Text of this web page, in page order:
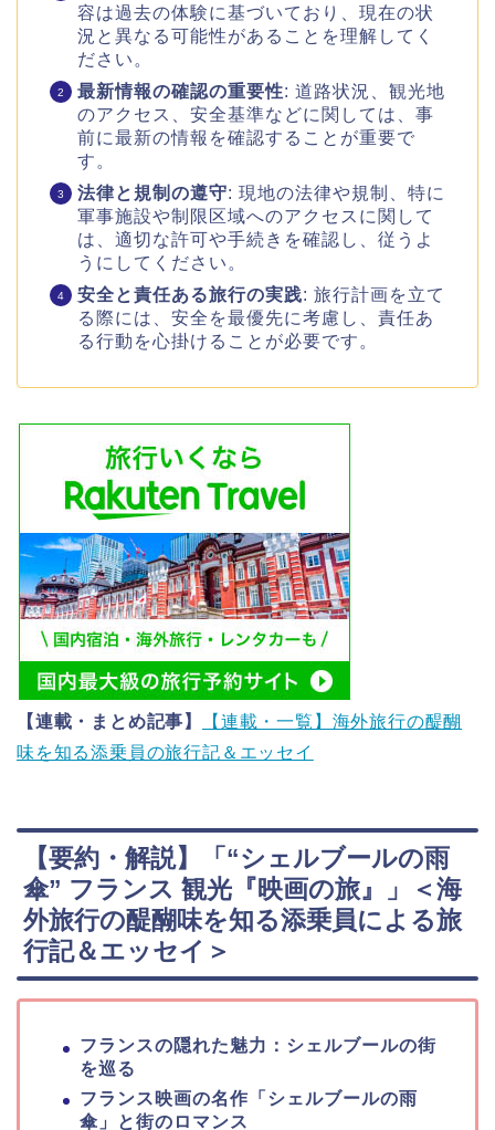
容は過去の体験に基づいており、現在の状
況と異なる可能性があることを理解してく
ださい。
最新情報の確認の重要性: 道路状況、観光地
のアクセス、安全基準などに関しては、事
前に最新の情報を確認することが重要で
す。
法律と規制の遵守: 現地の法律や規制、特に
軍事施設や制限区域へのアクセスに関して
は、適切な許可や手続きを確認し、従うよ
うにしてください。
安全と責任ある旅行の実践: 旅行計画を立て
る際には、安全を最優先に考慮し、責任あ
る行動を心掛けることが必要です。
【連載・まとめ記事】
【連載・一覧】海外旅行の醍醐
味を知る添乗員の旅行記＆エッセイ
【要約・解説】「“シェルブールの雨
傘” フランス 観光『映画の旅』」＜海
外旅行の醍醐味を知る添乗員による旅
行記＆エッセイ＞
フランスの隠れた魅力：シェルブールの街
を巡る
フランス映画の名作「シェルブールの雨
傘」と街のロマンス